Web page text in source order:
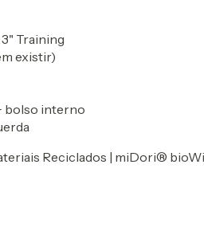
Training
existir)
bolso interno
Reciclados | miDori®